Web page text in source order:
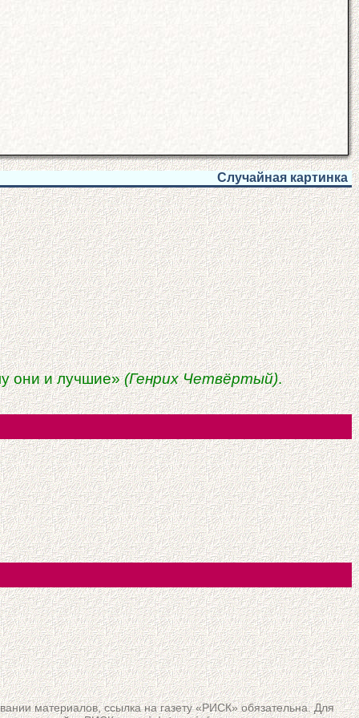
Случайная картинка
они и лучшие»(Генрих Четвёртый).
материалов, ссылка на газету «РИСК» обязательна. Для